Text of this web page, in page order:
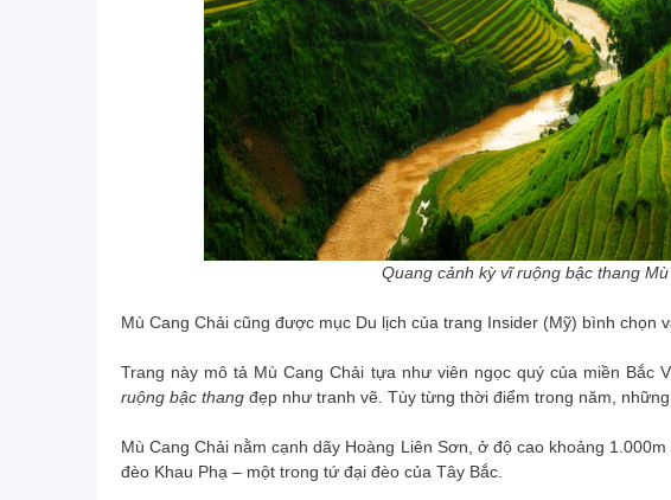
Quang cảnh kỳ vĩ ruộng bậc thang
Mù Cang Chải cũng được mục Du lịch của trang Insider (Mỹ) bình chọn
Trang này mô tả Mù Cang Chải tựa như viên ngọc quý của miền Bắc
ruộng bậc thang đẹp như tranh vẽ. Tùy từng thời điểm trong năm,
Mù Cang Chải nằm cạnh dãy Hoàng Liên Sơn, ở độ cao khoảng
đèo Khau Phạ – một trong tứ đại đèo của Tây Bắc.